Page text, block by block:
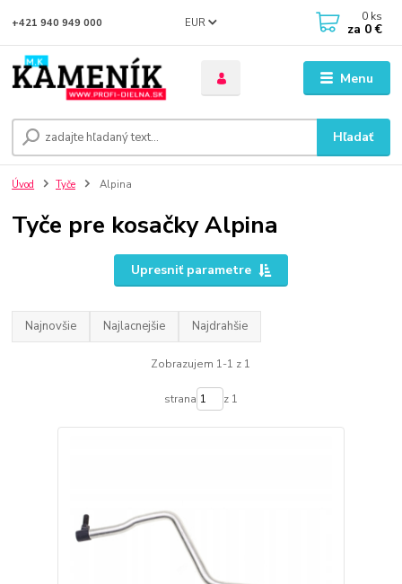
Menu
EUR
Hľadať
+421 940 949 000 0 ks
za 0 €
Úvod Tyče Alpina
Tyče pre kosačky Alpina
Upresniť parametre
Najnovšie Najlacnejšie Najdrahšie
Zobrazujem 1-1 z 1
strana z 1